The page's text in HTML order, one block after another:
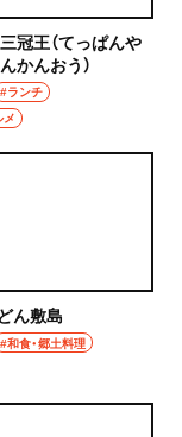
冠王（てっぱんや
かんおう）
#ランチ
ん敷島
#和食・郷土料理